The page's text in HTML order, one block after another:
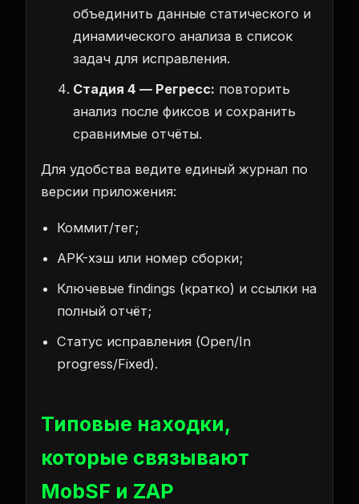
объединить данные статического и
динамического анализа в список
задач для исправления.
Стадия 4 — Регресс: повторить
анализ после фиксов и сохранить
сравнимые отчёты.
Для удобства ведите единый журнал по
версии приложения:
Коммит/тег;
APK-хэш или номер сборки;
Ключевые findings (кратко) и ссылки на
полный отчёт;
Статус исправления (Open/In
progress/Fixed).
Типовые находки,
которые связывают
MobSF и ZAP